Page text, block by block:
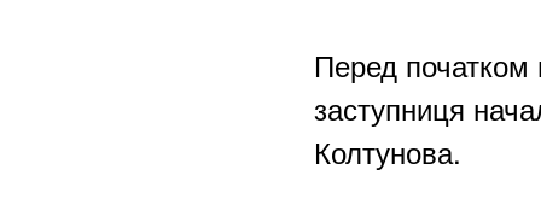
Перед початком
заступниця
Колтунова.